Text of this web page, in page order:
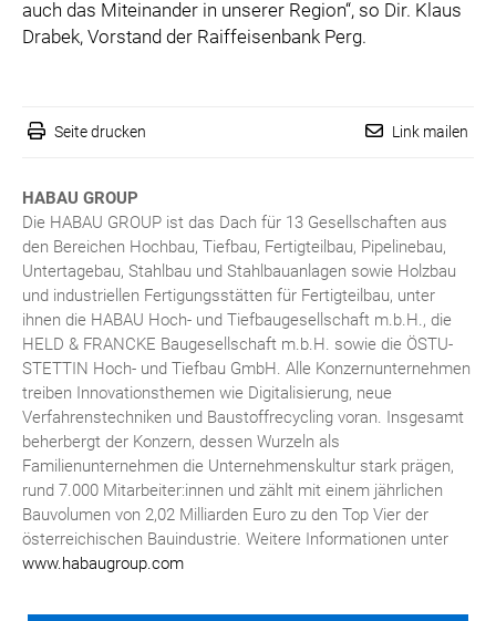
auch das Miteinander in unserer Region“, so Dir. Klaus
Drabek, Vorstand der Raiffeisenbank Perg.
Seite drucken Link mailen
HABAU GROUP
Die HABAU GROUP ist das Dach für 13 Gesellschaften aus
den Bereichen Hochbau, Tiefbau, Fertigteilbau, Pipelinebau,
Untertagebau, Stahlbau und Stahlbauanlagen sowie Holzbau
und industriellen Fertigungsstätten für Fertigteilbau, unter
ihnen die HABAU Hoch- und Tiefbaugesellschaft m.b.H., die
HELD & FRANCKE Baugesellschaft m.b.H. sowie die ÖSTU-
STETTIN Hoch- und Tiefbau GmbH. Alle Konzernunternehmen
treiben Innovationsthemen wie Digitalisierung, neue
Verfahrenstechniken und Baustoffrecycling voran. Insgesamt
beherbergt der Konzern, dessen Wurzeln als
Familienunternehmen die Unternehmenskultur stark prägen,
rund 7.000 Mitarbeiter:innen und zählt mit einem jährlichen
Bauvolumen von 2,02 Milliarden Euro zu den Top Vier der
österreichischen Bauindustrie. Weitere Informationen unter
www.habaugroup.com